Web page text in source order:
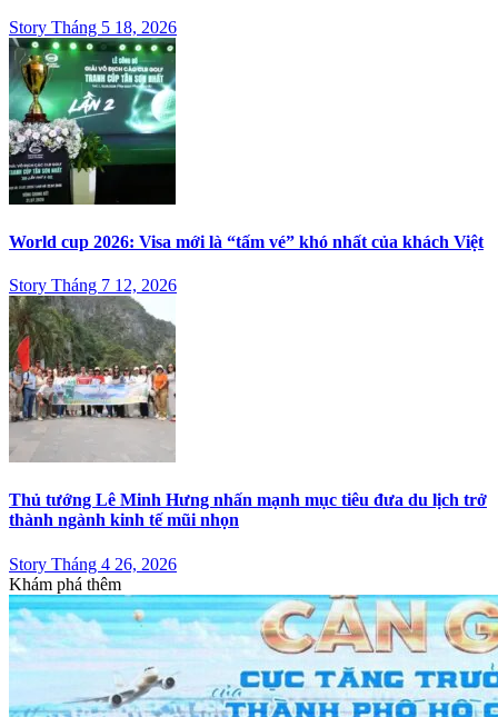
Story Tháng 5 18, 2026
World cup 2026: Visa mới là “tấm vé” khó nhất của khách Việt
Story Tháng 7 12, 2026
Thủ tướng Lê Minh Hưng nhấn mạnh mục tiêu đưa du lịch trở
thành ngành kinh tế mũi nhọn
Story Tháng 4 26, 2026
Khám phá thêm